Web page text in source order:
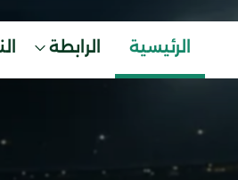
الرئيسية الرابطة